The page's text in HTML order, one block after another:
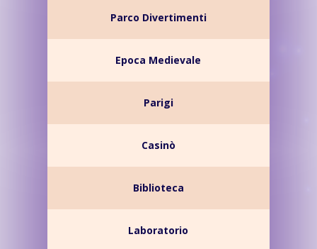
Parco Divertimenti
Epoca Medievale
Parigi
Casinò
Biblioteca
Laboratorio